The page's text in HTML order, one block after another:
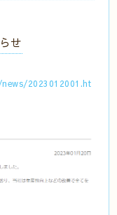
せ
2023012001.ht